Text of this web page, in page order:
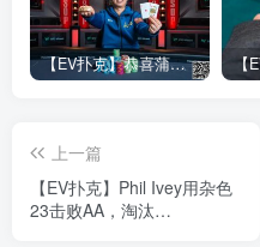
【EV扑克】恭喜蒲蔚然赛事#65夺冠，收获国人2023WSOP第六条金手链，奖金93万刀！
上一篇
【EV扑克】Phil Ivey用杂色
23击败AA，淘汰